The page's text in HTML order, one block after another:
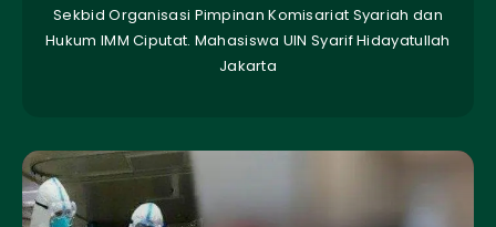
Sekbid Organisasi Pimpinan Komisariat Syariah dan
Hukum IMM Ciputat. Mahasiswa UIN Syarif Hidayatullah
Jakarta